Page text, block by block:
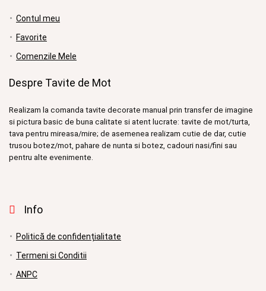
Contul meu
Favorite
Comenzile Mele
Despre Tavite de Mot
Realizam la comanda tavite decorate manual prin transfer de imagine
si pictura basic de buna calitate si atent lucrate: tavite de mot/turta,
tava pentru mireasa/mire; de asemenea realizam cutie de dar, cutie
trusou botez/mot, pahare de nunta si botez, cadouri nasi/fini sau
pentru alte evenimente.
Info
Politică de confidențialitate
Termeni si Conditii
ANPC